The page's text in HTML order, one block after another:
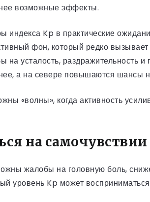
возможные эффекты.
Kp в практические
фон, который редко
на усталость,
а на севере повышаются шансы
«волны», когда активность
на самочувствии
жалобы на головную боль,
уровень Kp может